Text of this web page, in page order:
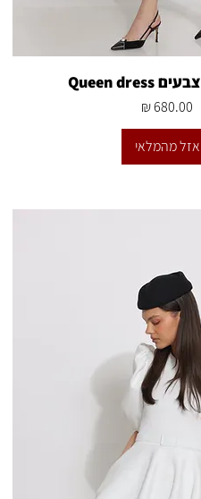
מחיר
אזל מהמלאי